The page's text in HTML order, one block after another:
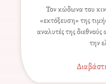
Τον κώδωνα του
«εκτόξευση» της
αναλυτές της
την